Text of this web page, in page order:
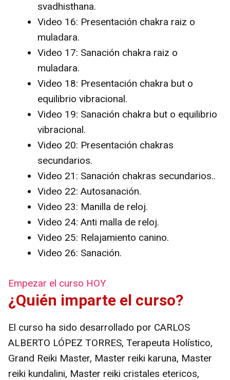
svadhisthana.
Video 16: Presentación chakra raiz o
muladara.
Video 17: Sanación chakra raiz o
muladara.
Video 18: Presentación chakra but o
equilibrio vibracional.
Video 19: Sanación chakra but o equilibrio
vibracional.
Video 20: Presentación chakras
secundarios.
Video 21: Sanación chakras secundarios..
Video 22: Autosanación.
Video 23: Manilla de reloj.
Video 24: Anti malla de reloj.
Video 25: Relajamiento canino.
Video 26: Sanación.
Empezar el curso HOY
¿Quién imparte el curso?
El curso ha sido desarrollado por CARLOS
ALBERTO LÓPEZ TORRES, Terapeuta Holístico,
Grand Reiki Master, Master reiki karuna, Master
reiki kundalini, Master reiki cristales etericos,